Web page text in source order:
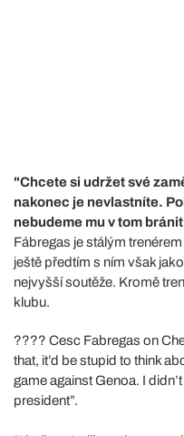
"Chcete si udržet své
nakonec je nevlastníte.
nebudeme mu v tom
Fábregas je stálým
ještě předtím s ním však
nejvyšší soutěže. Kromě
klubu.
???? Cesc Fabregas on
that, it’d be stupid to think
game against Genoa. I
president”.